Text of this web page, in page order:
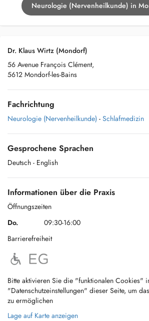
Neurologie (Nervenheilkunde) in
Dr. Klaus Wirtz (Mondorf)
56 Avenue François Clément,
5612 Mondorf-les-Bains
Fachrichtung
Neurologie (Nervenheilkunde) - Schlafmedizin
Gesprochene Sprachen
Deutsch - English
Informationen über die Praxis
Öffnungszeiten
Do.
09:30-16:00
Barrierefreiheit
Bitte aktivieren Sie die "funktionalen Cookies"
"Datenschutzeinstellungen" dieser Seite, um
zu ermöglichen
Lage auf Karte anzeigen